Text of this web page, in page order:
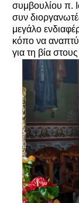
συμβουλίου π.
συν
μεγάλο
κόπο να
για τη βία